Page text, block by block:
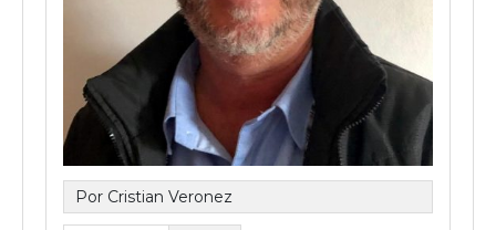
Por Cristian Veronez